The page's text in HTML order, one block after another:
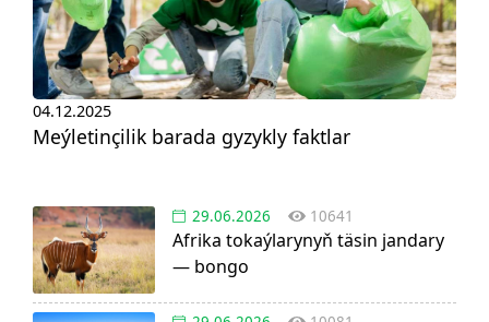
04.12.2025
Meýletinçilik barada gyzykly faktlar
29.06.2026 10641
Afrika tokaýlarynyň täsin jandary
— bongo